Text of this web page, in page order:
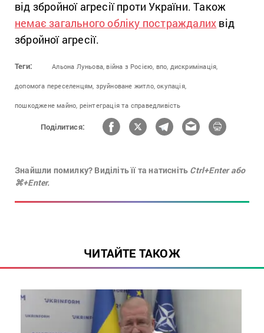
від збройної агресії проти України. Також
немає загального обліку постраждалих від
збройної агресії.
Теги: Альона Луньова, війна з Росією, впо, дискримінація,
допомога переселенцям, зруйноване житло, окупація,
пошкоджене майно, реінтеграція та справедливість
Поділитися:
Знайшли помилку? Виділіть її та натисніть Ctrl+Enter або
⌘+Enter.
ЧИТАЙТЕ ТАКОЖ